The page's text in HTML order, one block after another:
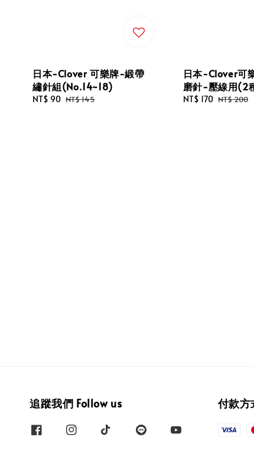
日本-Clover 可樂牌-緞帶
繡針組(No.14~18)
Sale
NT$ 90 Regular
NT$ 145
日本-Clover可
磨針-壓線用(2
Sale
NT$ 170 Regular
NT$ 200
追蹤我們 Follow us 付款